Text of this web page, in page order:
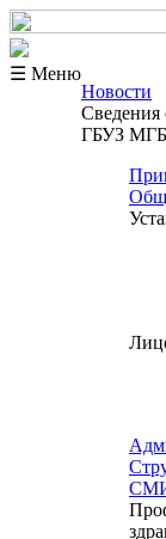
☰ Меню
Новости
Сведения
ГБУЗ МГБ